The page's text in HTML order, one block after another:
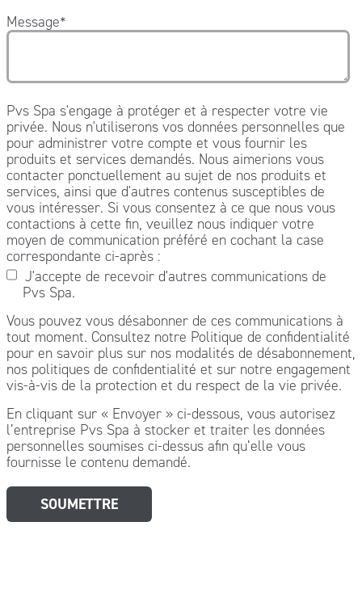
Message*
Pvs Spa s'engage à protéger et à respecter votre vie
privée. Nous n'utiliserons vos données personnelles que
pour administrer votre compte et vous fournir les
produits et services demandés. Nous aimerions vous
contacter ponctuellement au sujet de nos produits et
services, ainsi que d'autres contenus susceptibles de
vous intéresser. Si vous consentez à ce que nous vous
contactions à cette fin, veuillez nous indiquer votre
moyen de communication préféré en cochant la case
correspondante ci-après :
J'accepte de recevoir d'autres communications de
Pvs Spa.
Vous pouvez vous désabonner de ces communications à
tout moment. Consultez notre Politique de confidentialité
pour en savoir plus sur nos modalités de désabonnement,
nos politiques de confidentialité et sur notre engagement
vis-à-vis de la protection et du respect de la vie privée.
En cliquant sur « Envoyer » ci-dessous, vous autorisez
l’entreprise Pvs Spa à stocker et traiter les données
personnelles soumises ci-dessus afin qu’elle vous
fournisse le contenu demandé.